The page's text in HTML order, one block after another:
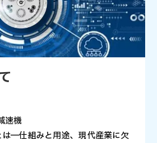
速機
は―仕組みと用途、現代産業に欠